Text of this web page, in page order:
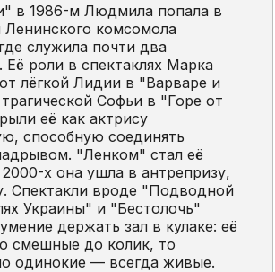
в 1986-м Людмила попала в
Ленинского комсомола
служила почти два
Её роли в спектаклях Марка
лёгкой Лидии в "Варваре и
Софьи в "Горе от
её как актрису
способную соединять
"Ленком" стал её
х она ушла в антрепризу,
Спектакли вроде "Подводной
Украины" и "Бестолочь"
держать зал в кулаке: её
смешные до колик, то
одинокие — всегда живые.